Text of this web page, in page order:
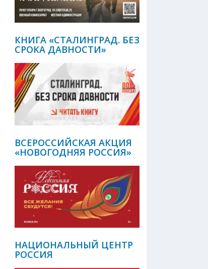
КНИГА «СТАЛИНГРАД. БЕЗ
СРОКА ДАВНОСТИ»
ВСЕРОССИЙСКАЯ АКЦИЯ
«НОВОГОДНЯЯ РОССИЯ»
НАЦИОНАЛЬНЫЙ ЦЕНТР
РОССИЯ